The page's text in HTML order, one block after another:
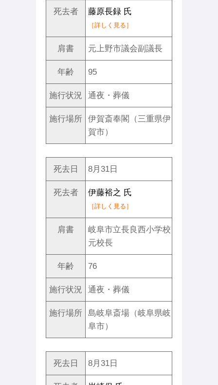
死去者 藤原長録 氏
［詳しく見る］
肩書 元上野市議会副議長
年齢 95
施行状況 通夜・葬儀
施行場所
伊賀斎奉閣（三重県伊
賀市）
死去日 8月31日
死去者 伊藤裕之 氏
［詳しく見る］
肩書
岐阜市立長良西小学校
元校長
年齢 76
施行状況 通夜・葬儀
施行場所
島岐阜斎場（岐阜県岐
阜市）
死去日 8月31日